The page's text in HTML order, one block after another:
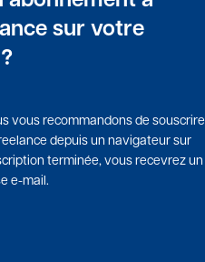
sur votre
vous recommandons de souscrire
depuis un navigateur sur
terminée, vous recevrez un
e-mail.